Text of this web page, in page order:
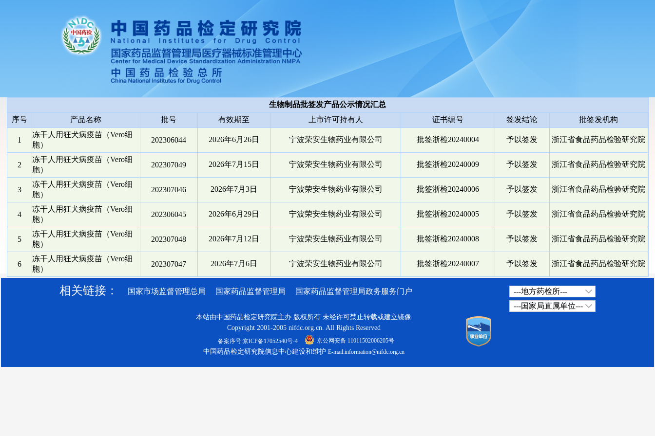
生物制品批签发产品公示情况汇总
序号
产品名称 批号 有效期至 上市许可持有人 证书编号 签发结论 批签发机构
1
冻干人用狂犬病疫苗（Vero细
胞）
202306044 2026年6月26日 宁波荣安生物药业有限公司 批签浙检20240004 予以签发 浙江省食品药品检验研究院
2
冻干人用狂犬病疫苗（Vero细
胞）
202307049 2026年7月15日 宁波荣安生物药业有限公司 批签浙检20240009 予以签发 浙江省食品药品检验研究院
3
冻干人用狂犬病疫苗（Vero细
胞）
202307046 2026年7月3日 宁波荣安生物药业有限公司 批签浙检20240006 予以签发 浙江省食品药品检验研究院
4
冻干人用狂犬病疫苗（Vero细
胞）
202306045 2026年6月29日 宁波荣安生物药业有限公司 批签浙检20240005 予以签发 浙江省食品药品检验研究院
5
冻干人用狂犬病疫苗（Vero细
胞）
202307048 2026年7月12日 宁波荣安生物药业有限公司 批签浙检20240008 予以签发 浙江省食品药品检验研究院
6
冻干人用狂犬病疫苗（Vero细
胞）
202307047 2026年7月6日 宁波荣安生物药业有限公司 批签浙检20240007 予以签发 浙江省食品药品检验研究院
相关链接： 国家市场监督管理总局 国家药品监督管理局 国家药品监督管理局政务服务门户
---地方药检所---
---国家局直属单位---
本站由中国药品检定研究院主办 版权所有 未经许可禁止转载或建立镜像
Copyright 2001-2005 nifdc.org.cn. All Rights Reserved
备案序号:京ICP备17052540号-4 京公网安备 11011502006205号
中国药品检定研究院信息中心建设和维护 E-mail:information@nifdc.org.cn